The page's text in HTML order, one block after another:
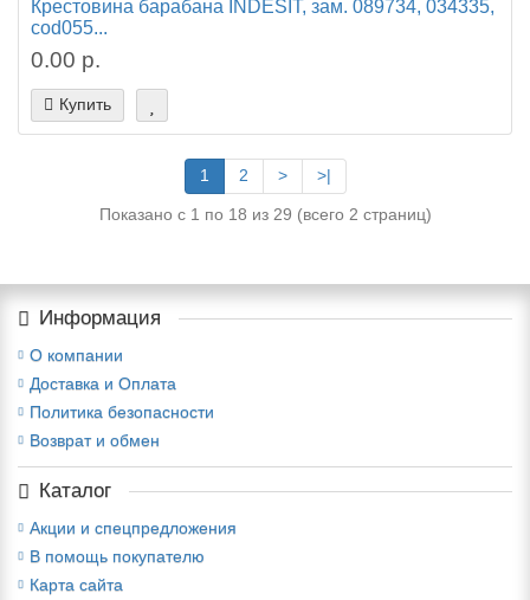
Крестовина барабана INDESIT, зам. 089734, 034335,
cod055...
0.00 р.
Купить
1 2 > >|
Показано с 1 по 18 из 29 (всего 2 страниц)
Информация
О компании
Доставка и Оплата
Политика безопасности
Возврат и обмен
Каталог
Акции и спецпредложения
В помощь покупателю
Карта сайта